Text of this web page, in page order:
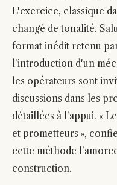
L'exercice, classique
changé de tonalité.
format inédit retenu
l'introduction d'un
les opérateurs sont
discussions dans les
détaillées à l'appui. «
et prometteurs »,
cette méthode
construction.